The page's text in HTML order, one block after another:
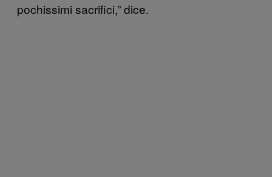
pochissimi sacrifici,” dice.